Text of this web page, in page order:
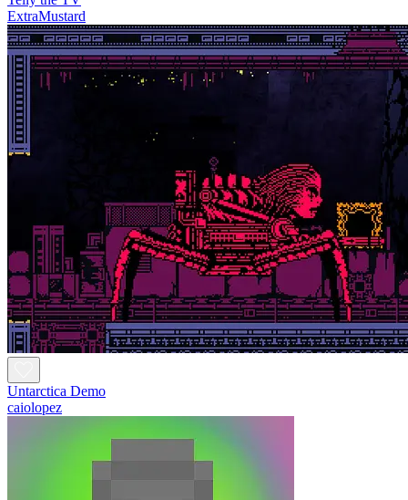
ExtraMustard
Untarctica Demo
caiolopez